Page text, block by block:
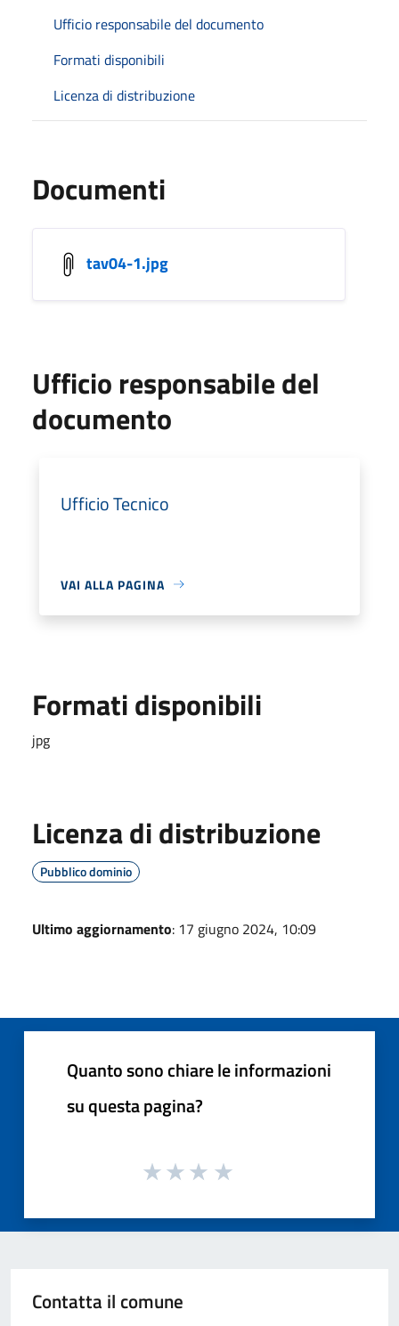
Ufficio responsabile del documento
Formati disponibili
Licenza di distribuzione
Documenti
tav04-1.jpg
Ufficio responsabile del
documento
Ufficio Tecnico
VAI ALLA PAGINA
Formati disponibili
jpg
Licenza di distribuzione
Pubblico dominio
Ultimo aggiornamento: 17 giugno 2024, 10:09
Quanto sono chiare le informazioni
su questa pagina?
Contatta il comune